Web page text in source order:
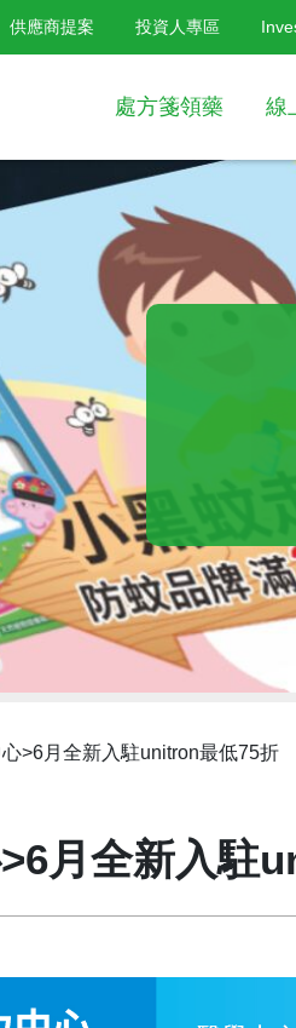
供應商提案 投資人專區
處方箋領藥 線
>6月全新入駐unitron最低75折
月全新入駐